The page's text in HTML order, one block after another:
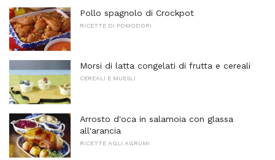
Pollo spagnolo di Crockpot
RICETTE DI POMODORI
Morsi di latta congelati di frutta e cereali
CEREALI E MUESLI
Arrosto d'oca in salamoia con glassa
all'arancia
RICETTE AGLI AGRUMI